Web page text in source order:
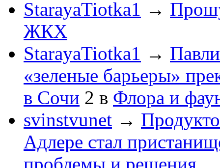
StarayaTiotka1 →
ЖКХ
StarayaTiotka1 →
«зеленые барьеры»
в Сочи 2 в Флора и
svinstvunet →
Адлере стал